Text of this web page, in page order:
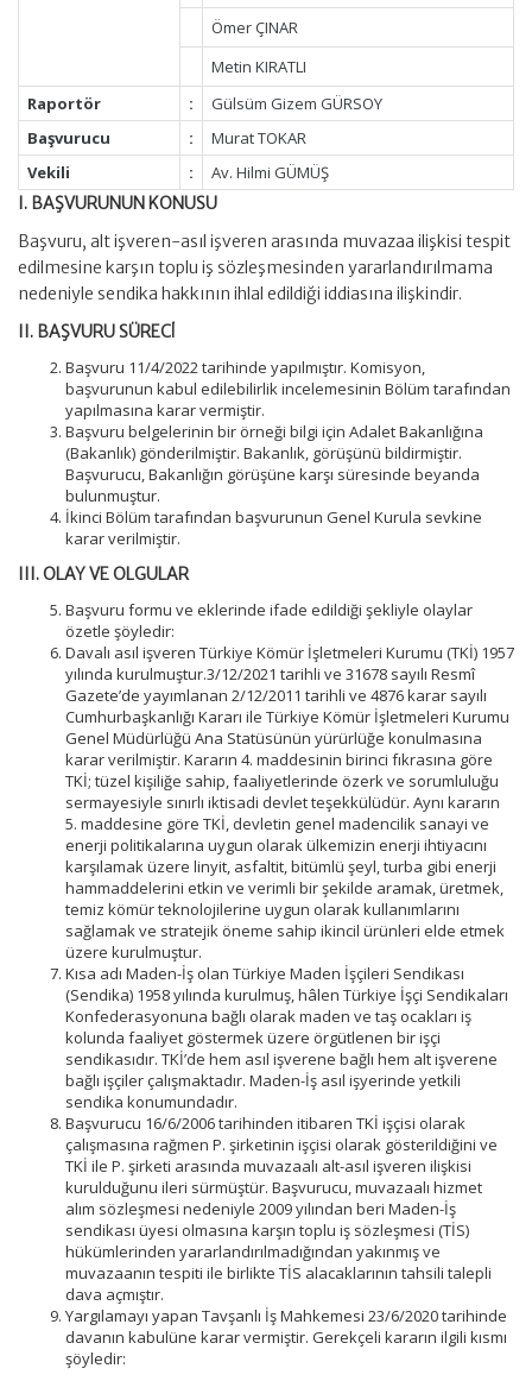
Ömer ÇINAR
Metin KIRATLI
Raportör
:
Gülsüm Gizem GÜRSOY
Başvurucu
:
Murat TOKAR
Vekili
:
Av. Hilmi GÜMÜŞ
I. BAŞVURUNUN KONUSU
Başvuru, alt işveren-asıl işveren arasında muvazaa ilişkisi tespit
edilmesine karşın toplu iş sözleşmesinden yararlandırılmama
nedeniyle sendika hakkının ihlal edildiği iddiasına ilişkindir.
II. BAŞVURU SÜRECİ
Başvuru 11/4/2022 tarihinde yapılmıştır. Komisyon,
başvurunun kabul edilebilirlik incelemesinin Bölüm tarafından
yapılmasına karar vermiştir.
Başvuru belgelerinin bir örneği bilgi için Adalet Bakanlığına
(Bakanlık) gönderilmiştir. Bakanlık, görüşünü bildirmiştir.
Başvurucu, Bakanlığın görüşüne karşı süresinde beyanda
bulunmuştur.
İkinci Bölüm tarafından başvurunun Genel Kurula sevkine
karar verilmiştir.
III.OLAY VE OLGULAR
Başvuru formu ve eklerinde ifade edildiği şekliyle olaylar
özetle şöyledir:
Davalı asıl işveren Türkiye Kömür İşletmeleri Kurumu (TKİ) 1957
yılında kurulmuştur.3/12/2021 tarihli ve 31678 sayılı Resmî
Gazete’de yayımlanan 2/12/2011 tarihli ve 4876 karar sayılı
Cumhurbaşkanlığı Kararı ile Türkiye Kömür İşletmeleri Kurumu
Genel Müdürlüğü Ana Statüsünün yürürlüğe konulmasına
karar verilmiştir. Kararın 4. maddesinin birinci fıkrasına göre
TKİ; tüzel kişiliğe sahip, faaliyetlerinde özerk ve sorumluluğu
sermayesiyle sınırlı iktisadi devlet teşekkülüdür. Aynı kararın
5. maddesine göre TKİ, devletin genel madencilik sanayi ve
enerji politikalarına uygun olarak ülkemizin enerji ihtiyacını
karşılamak üzere linyit, asfaltit, bitümlü şeyl, turba gibi enerji
hammaddelerini etkin ve verimli bir şekilde aramak, üretmek,
temiz kömür teknolojilerine uygun olarak kullanımlarını
sağlamak ve stratejik öneme sahip ikincil ürünleri elde etmek
üzere kurulmuştur.
Kısa adı Maden-İş olan Türkiye Maden İşçileri Sendikası
(Sendika) 1958 yılında kurulmuş, hâlen Türkiye İşçi Sendikaları
Konfederasyonuna bağlı olarak maden ve taş ocakları iş
kolunda faaliyet göstermek üzere örgütlenen bir işçi
sendikasıdır. TKİ’de hem asıl işverene bağlı hem alt işverene
bağlı işçiler çalışmaktadır. Maden-İş asıl işyerinde yetkili
sendika konumundadır.
Başvurucu 16/6/2006 tarihinden itibaren TKİ işçisi olarak
çalışmasına rağmen P. şirketinin işçisi olarak gösterildiğini ve
TKİ ile P. şirketi arasında muvazaalı alt-asıl işveren ilişkisi
kurulduğunu ileri sürmüştür. Başvurucu, muvazaalı hizmet
alım sözleşmesi nedeniyle 2009 yılından beri Maden-İş
sendikası üyesi olmasına karşın toplu iş sözleşmesi (TİS)
hükümlerinden yararlandırılmadığından yakınmış ve
muvazaanın tespiti ile birlikte TİS alacaklarının tahsili talepli
dava açmıştır.
Yargılamayı yapan Tavşanlı İş Mahkemesi 23/6/2020 tarihinde
davanın kabulüne karar vermiştir. Gerekçeli kararın ilgili kısmı
şöyledir: